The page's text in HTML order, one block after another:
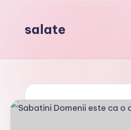
e
s
s
c
urbane
salate